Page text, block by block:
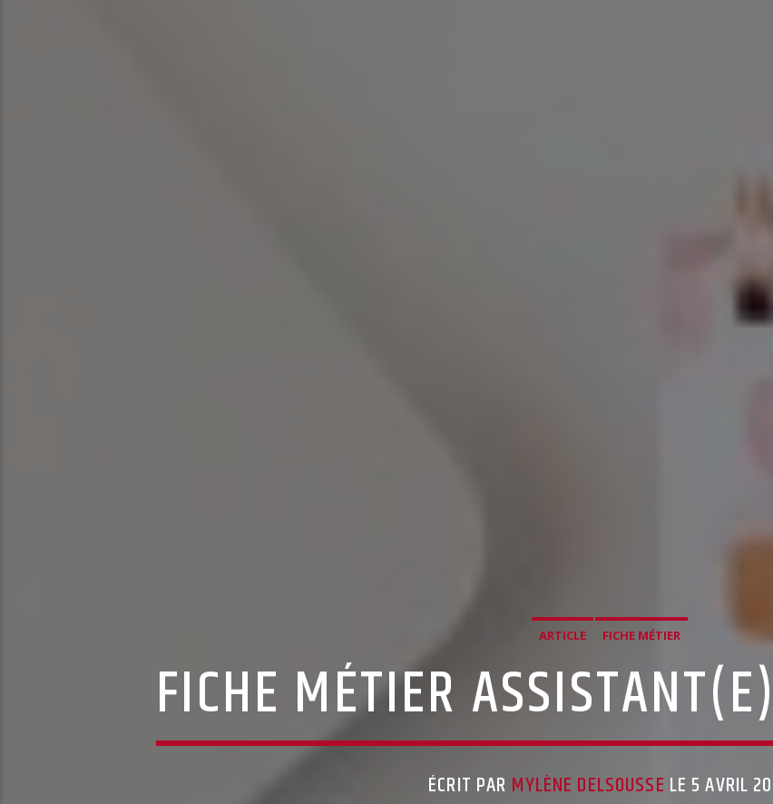
ARTICLE FICHE MÉTIER
FICHE MÉTIER
ÉCRIT PAR MYLÈNE DELSOUSSE LE 5 AVRIL